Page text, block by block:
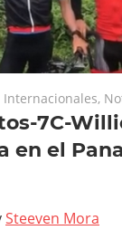
Internacionales,
7C-
en el
Steeven Mora